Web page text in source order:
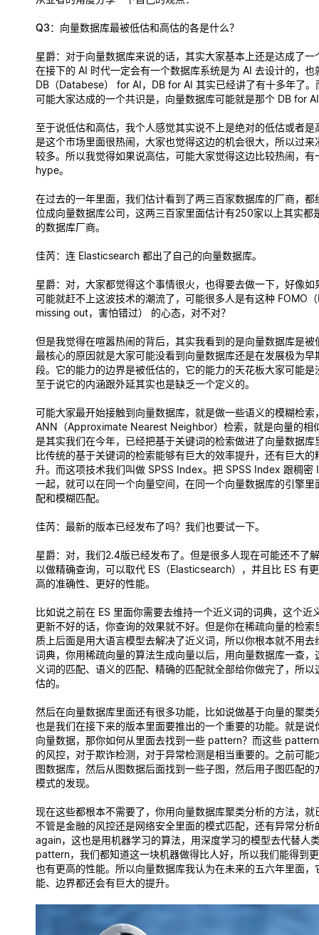
Q3：向量数据库最被低估和高估的各是什么？
星爵：对于向量数据库来说的话，其实大家基本上还是达成了一
在接下的 AI 时代一定会有一个数据库系统是为 AI 去设计的，也
DB（Databese） for AI，DB for AI 其实已经讲了有十多年了。
可能大家达成的一个共识是，向量数据库可能就是那个 DB for
至于说低估和高估，我个人感觉其实说不上是绝对的低估或者是
是这个市场里面很热闹，大家也觉得这边的机会很大，所以过来
较多。所以我觉得如果说高估，可能大家觉得这边比较热闹，有
hype。
在过去的一年里面，我们估计看到了两三百家数据库的厂商，都
位成向量数据库公司，这两三百家里面估计有250家以上其实都
的数据库厂商。
佳芮：连 Elasticsearch 都出了自己的向量数据库。
星爵：对，大家都觉得这个事情很火，也得要去做一下，好像如
可能就赶不上这波技术的潮流了，可能很多人是有这种 FOMO
missing out，害怕错过） 的心态，对不对？
但是我觉得在喧嚣热闹的背后，其实我看到的是向量数据库是被
最核心的原因就是大家可能没看到向量数据库还是在发展极为早
段。它的能力的边界是被低估的，它的能力的天花板大家可能是
至于说它的内涵跟外延其实也是缺乏一个定义的。
可能大家最开始接触到向量数据库，就是做一些语义的模糊检索
ANN（Approximate Nearest Neighbor）检索，就是向量的相
是其实我们在今年，已经把基于关键词的检索做进了向量数据库
比传统的基于关键词的检索能够有巨大的效率提升，还有巨大的
升。而这项技术我们叫做 SPSS Index。把 SPSS Index 跟稠密
一起，就可以在同一个向量空间，在同一个向量数据库的引擎里
配和模糊匹配。
佳芮：最新的版本已经发布了吗？我们也要试一下。
星爵：对，我们2.4版已经发布了。但是很多人现在可能还不了
以做精确查询，可以取代 ES（Elasticsearch），并且比 ES 有
高的准确性、更好的性能。
比如说之前在 ES 里面你需要去维持一个近义词的词典，这个近
更新不好的话，你查询的效果就不好。但是你在稀疏向量的检索
质上后面是用大语言模型去解决了近义词，所以你根本就不用去
词典，你用稀疏向量的算法生成向量以后，用向量数据库一查，
义词的匹配、语义的匹配、精确的匹配就全部给你做完了，所以
估的。
然后在向量数据库里面还有很多功能，比如说做基于向量的聚类
也是我们在接下来的版本里面要推出的一个重要的功能。就是说
向量数据，那你如何从里面去找到一些 pattern？而这些
的风控，对于欺诈检测，对于异常检测是相当重要的。之前可能
图数据库，然后从图数据后面找到一些子图，然后用子图匹配的
模式的发现。
现在这些都根本不需要了，你用向量数据库聚类分析的方法，就
不管是金融的风控还是网络安全里面的模式匹配，还有异常分析
again，这也是用机器学习的算法，用深度学习的模型去代替人
pattern，我们都知道这一块机器做得比人好，所以我们能得到
也有更高的性能。所以向量数据库我认为在未来的五六年里面，
能、边界都还会有巨大的提升。